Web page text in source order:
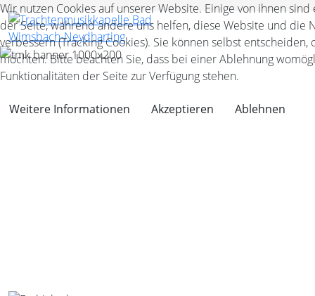
Wir nutzen Cookies auf unserer Website. Einige von ihnen
der Seite, während andere uns helfen, diese Website und die
verbessern (Tracking Cookies). Sie können selbst entscheiden,
möchten. Bitte beachten Sie, dass bei einer Ablehnung
Funktionalitäten der Seite zur Verfügung stehen.
Weitere Informationen Akzeptieren Ablehnen